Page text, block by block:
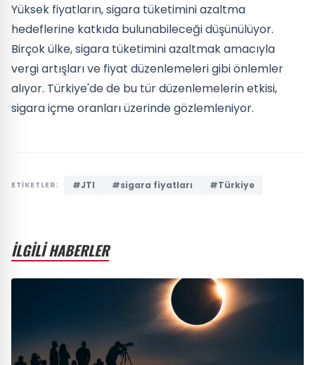
Yüksek fiyatların, sigara tüketimini azaltma
hedeflerine katkıda bulunabileceği düşünülüyor.
Birçok ülke, sigara tüketimini azaltmak amacıyla
vergi artışları ve fiyat düzenlemeleri gibi önlemler
alıyor. Türkiye'de de bu tür düzenlemelerin etkisi,
sigara içme oranları üzerinde gözlemleniyor.
ETİKETLER: #JTI #sigara fiyatları #Türkiye
İLGİLİ HABERLER